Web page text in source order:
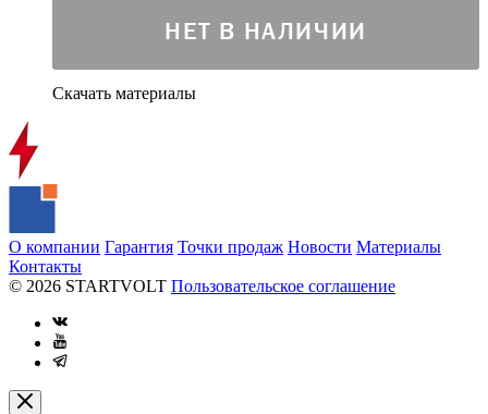
НЕТ В НАЛИЧИИ
Скачать материалы
О компании Гарантия Точки продаж Новости Материалы
Контакты
© 2026 STARTVOLT Пользовательское соглашение